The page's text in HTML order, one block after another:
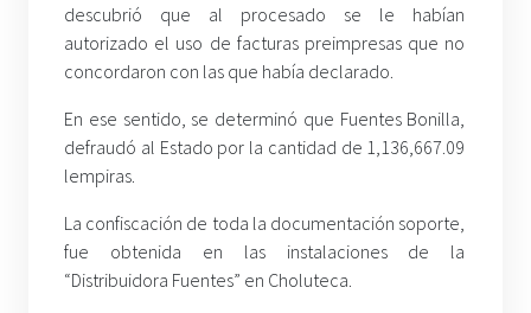
descubrió que al procesado se le habían
autorizado el uso de facturas preimpresas que no
concordaron con las que había declarado.
En ese sentido, se determinó que Fuentes Bonilla,
defraudó al Estado por la cantidad de 1,136,667.09
lempiras.
La confiscación de toda la documentación soporte,
fue obtenida en las instalaciones de la
“Distribuidora Fuentes” en Choluteca.